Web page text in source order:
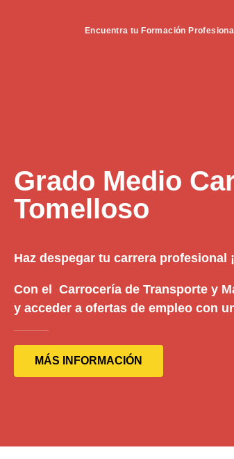
Encuentra tu Formación Profesional
Grado Medio
Tomelloso
Haz despegar tu carrera profesional
Con el Carrocería de Transporte y
y acceder a ofertas de empleo con
MÁS INFORMACIÓN